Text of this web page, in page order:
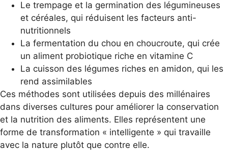
Le trempage et la germination des légumineuses
et céréales, qui réduisent les facteurs anti-
nutritionnels
La fermentation du chou en choucroute, qui crée
un aliment probiotique riche en vitamine C
La cuisson des légumes riches en amidon, qui les
rend assimilables
Ces méthodes sont utilisées depuis des millénaires
dans diverses cultures pour améliorer la conservation
et la nutrition des aliments. Elles représentent une
forme de transformation « intelligente » qui travaille
avec la nature plutôt que contre elle.